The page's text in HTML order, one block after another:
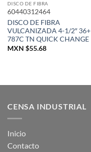
DISCO DE FIBRA
60440312464
DISCO DE FIBRA
VULCANIZADA 4-1/2″ 36+
787C TN QUICK CHANGE
MXN $55.68
CENSA INDUSTRIAL
Inicio
Contacto